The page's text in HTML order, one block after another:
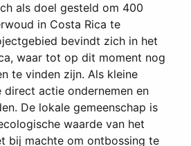
als doel gesteld om 400
in Costa Rica te
bevindt zich in het
waar tot op dit moment nog
te vinden zijn. Als kleine
direct actie ondernemen en
De lokale gemeenschap is
waarde van het
bij machte om ontbossing te